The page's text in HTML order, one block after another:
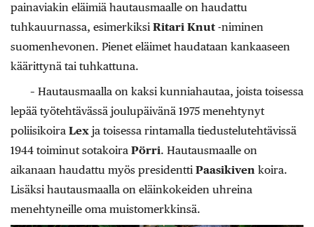
painaviakin eläimiä hautausmaalle on haudattu
tuhkauurnassa, esimerkiksi Ritari Knut -niminen
suomenhevonen. Pienet eläimet haudataan kankaaseen
käärittynä tai tuhkattuna.
– Hautausmaalla on kaksi kunniahautaa, joista toisessa
lepää työtehtävässä joulupäivänä 1975 menehtynyt
poliisikoira Lex ja toisessa rintamalla tiedustelutehtävissä
1944 toiminut sotakoira Pörri. Hautausmaalle on
aikanaan haudattu myös presidentti Paasikiven koira.
Lisäksi hautausmaalla on eläinkokeiden uhreina
menehtyneille oma muistomerkkinsä.